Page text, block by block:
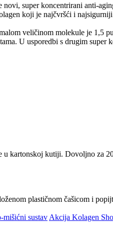
super koncentrirani anti-
koji je najčvršći i
veličinom molekule je 1,5
U usporedbi s drugim
kartonskoj kutiji. Dovoljno za
plastičnom čašicom i
mišićni sustav Akcija Kolagen